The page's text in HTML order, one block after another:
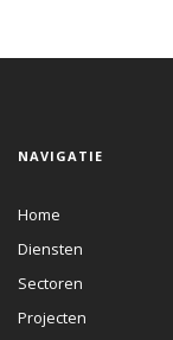
NAVIGATIE
Home
Diensten
Sectoren
Projecten